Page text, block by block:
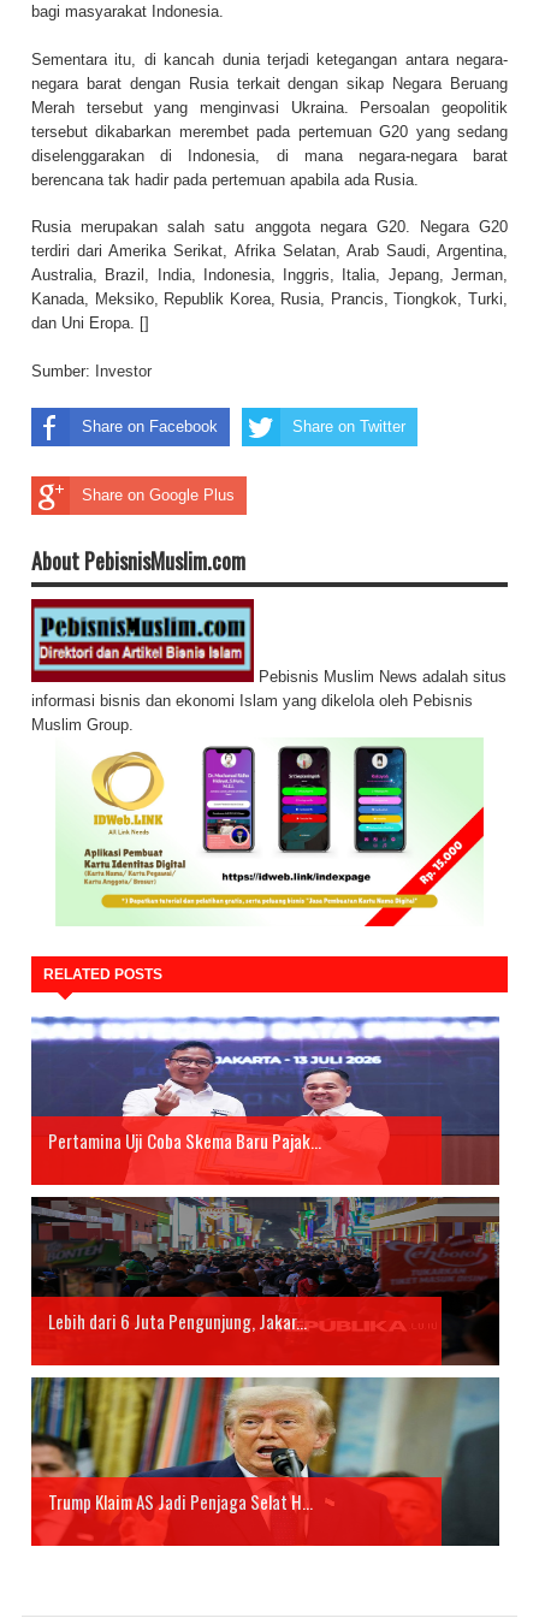
bagi masyarakat Indonesia.
Sementara itu, di kancah dunia terjadi ketegangan antara negara-
negara barat dengan Rusia terkait dengan sikap Negara Beruang
Merah tersebut yang menginvasi Ukraina. Persoalan geopolitik
tersebut dikabarkan merembet pada pertemuan G20 yang sedang
diselenggarakan di Indonesia, di mana negara-negara barat
berencana tak hadir pada pertemuan apabila ada Rusia.
Rusia merupakan salah satu anggota negara G20. Negara G20
terdiri dari Amerika Serikat, Afrika Selatan, Arab Saudi, Argentina,
Australia, Brazil, India, Indonesia, Inggris, Italia, Jepang, Jerman,
Kanada, Meksiko, Republik Korea, Rusia, Prancis, Tiongkok, Turki,
dan Uni Eropa. []
Sumber: Investor
Share on Facebook Share on Twitter
Share on Google Plus
About PebisnisMuslim.com
Pebisnis Muslim News adalah situs
informasi bisnis dan ekonomi Islam yang dikelola oleh Pebisnis
Muslim Group.
RELATED POSTS
Pertamina Uji Coba Skema Baru Pajak...
Lebih dari 6 Juta Pengunjung, Jakar...
Trump Klaim AS Jadi Penjaga Selat H...